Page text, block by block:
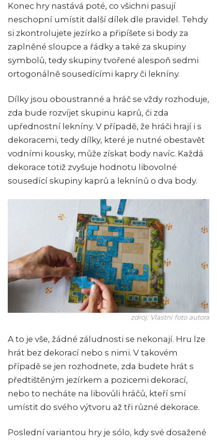
Konec hry nastává poté, co všichni pasují
neschopní umístit další dílek dle pravidel. Tehdy
si zkontrolujete jezírko a připíšete si body za
zaplněné sloupce a řádky a také za skupiny
symbolů, tedy skupiny tvořené alespoň sedmi
ortogonálně sousedícími kapry či lekníny.
Dílky jsou oboustranné a hráč se vždy rozhoduje,
zda bude rozvíjet skupinu kaprů, či zda
upřednostní lekníny. V případě, že hráči hrají i s
dekoracemi, tedy dílky, které je nutné obestavět
vodními kousky, může získat body navíc. Každá
dekorace totiž zvyšuje hodnotu libovolné
sousedící skupiny kaprů a leknínů o dva body.
zdroj: Vlastní foto autora
A to je vše, žádné záludnosti se nekonají. Hru lze
hrát bez dekorací nebo s nimi. V takovém
případě se jen rozhodnete, zda budete hrát s
předtištěným jezírkem a pozicemi dekorací,
nebo to necháte na libovůli hráčů, kteří smí
umístit do svého výtvoru až tři různé dekorace.
Poslední variantou hry je sólo, kdy své dosažené